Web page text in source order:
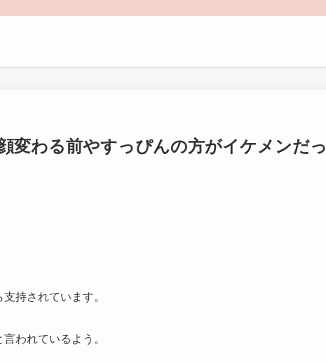
変わる前やすっぴんの方がイケメンだっ
持されています。
言われているよう。